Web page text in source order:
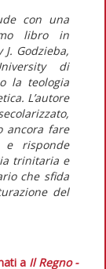
con una
libro in
Godzieba,
di
la teologia
L’autore
ancora fare
e risponde
trinitaria e
che sfida
del
a Il Regno -